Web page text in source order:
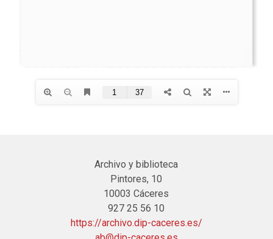
Archivo y biblioteca
Pintores, 10
10003 Cáceres
927 25 56 10
https://archivo.dip-caceres.es/